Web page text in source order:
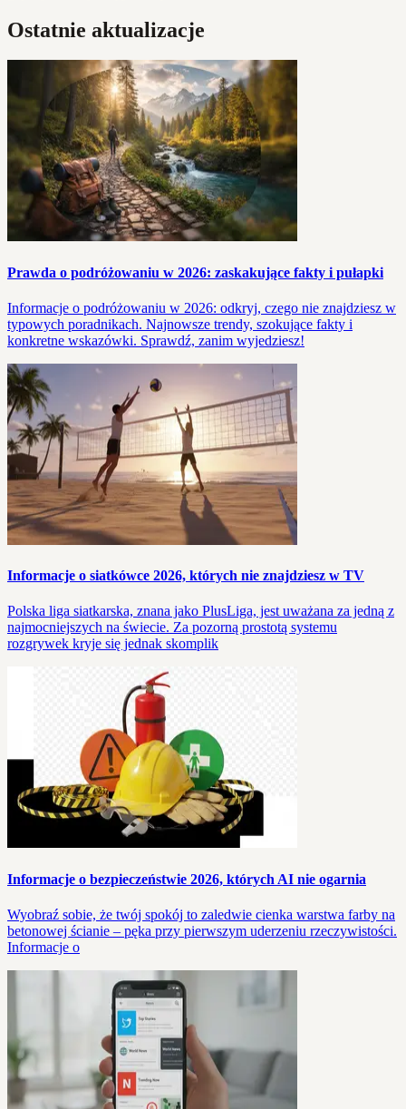
Ostatnie aktualizacje
Prawda o podróżowaniu w 2026: zaskakujące fakty i pułapki
Informacje o podróżowaniu w 2026: odkryj, czego nie znajdziesz w
typowych poradnikach. Najnowsze trendy, szokujące fakty i
konkretne wskazówki. Sprawdź, zanim wyjedziesz!
Informacje o siatkówce 2026, których nie znajdziesz w TV
Polska liga siatkarska, znana jako PlusLiga, jest uważana za jedną z
najmocniejszych na świecie. Za pozorną prostotą systemu
rozgrywek kryje się jednak skomplik
Informacje o bezpieczeństwie 2026, których AI nie ogarnia
Wyobraź sobie, że twój spokój to zaledwie cienka warstwa farby na
betonowej ścianie – pęka przy pierwszym uderzeniu rzeczywistości.
Informacje o